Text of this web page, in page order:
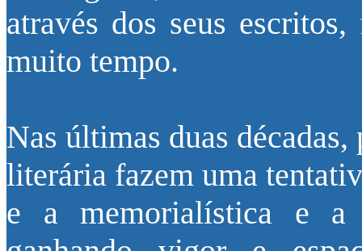
através dos seus
muito tempo.
Nas últimas duas
literária fazem uma
e a memorialística e a